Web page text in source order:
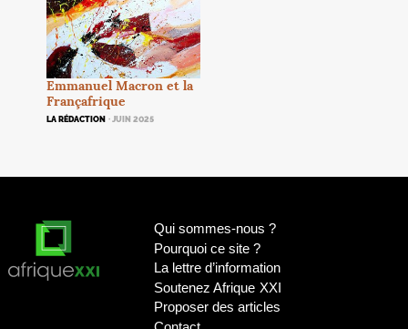
Emmanuel Macron et la
Françafrique
LA RÉDACTION · JUIN 2025
Qui sommes-nous ?
Pourquoi ce site ?
La lettre d’information
Soutenez Afrique XXI
Proposer des articles